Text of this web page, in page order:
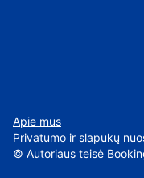
Apie mus
Privatumo ir slapukų
© Autoriaus teisė